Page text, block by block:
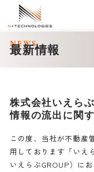
NEWS
最新情報
株式会社いえら
情報の流出に関
この度、当社が不動産
用しております「いえ
いえらぶGROUP）に